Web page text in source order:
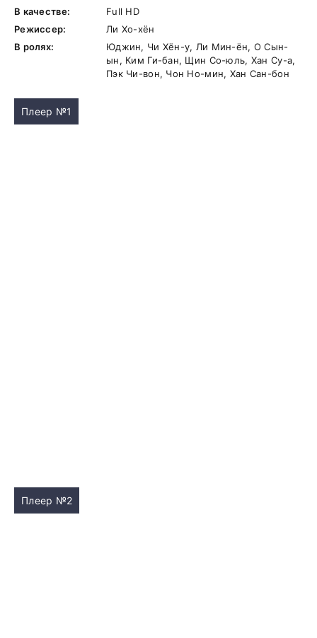
В качестве:
Full HD
Режиссер:
Ли Хо-хён
В ролях:
Юджин, Чи Хён-у, Ли Мин-ён, О Сын-
ын, Ким Ги-бан, Щин Со-юль, Хан Су-а,
Пэк Чи-вон, Чон Но-мин, Хан Сан-бон
Плеер №1
Плеер №2